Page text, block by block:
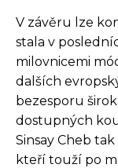
V závěru lze
stala v
milovnicemi
dalších
bezesporu
dostupných
Sinsay Cheb
kteří touží po